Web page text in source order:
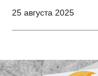
25 августа 2025